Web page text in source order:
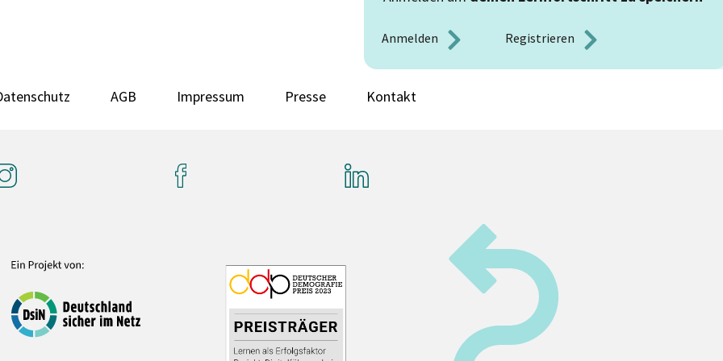
Anmelden Registrieren
AGB Impressum Presse Kontakt